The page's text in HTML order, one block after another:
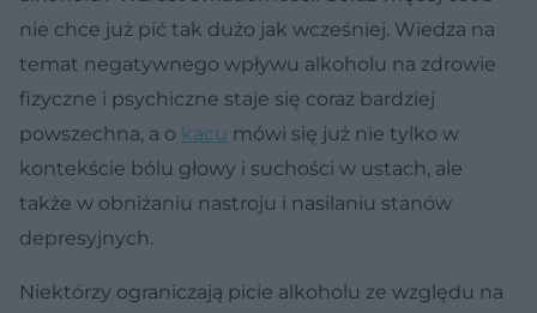
nie chce już pić tak dużo jak wcześniej. Wiedza na
temat negatywnego wpływu alkoholu na zdrowie
fizyczne i psychiczne staje się coraz bardziej
powszechna, a o kacu mówi się już nie tylko w
kontekście bólu głowy i suchości w ustach, ale
także w obniżaniu nastroju i nasilaniu stanów
depresyjnych.
Niektórzy ograniczają picie alkoholu ze względu na